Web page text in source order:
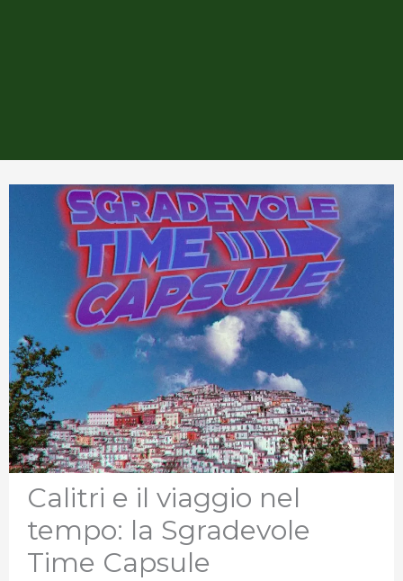
Calitri e il viaggio nel
tempo: la Sgradevole
Time Capsule